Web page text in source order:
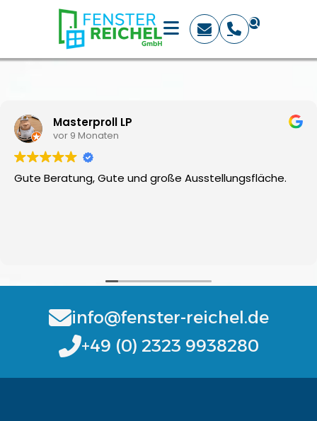
Masterproll LP
vor 9 Monaten
Gute Beratung, Gute und große Ausstellungsfläche.
info@fenster-reichel.de
+49 (0) 2323 9938280